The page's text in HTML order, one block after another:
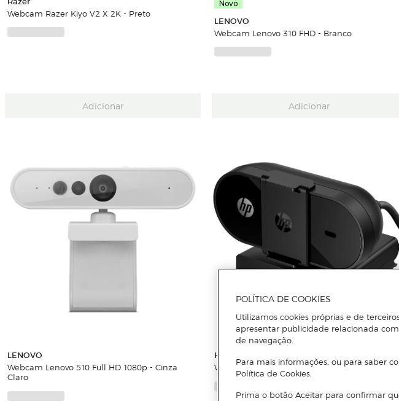
Webcam Razer Kiyo V2 X 2K - Preto
Adicionar
Novo
LENOVO
Webcam Lenovo 310 FHD - Branco
Adicionar
LENOVO
Webcam Lenovo 510 Full HD 1080p - Cinza
Claro
HP
Webcam HP 320 FHD 1080p
POLÍTICA DE COOKIES
Utilizamos cookies próprias e de
apresentar publicidade relacionada
de navegação.
Para mais informações, ou para saber
Política de Cookies.
Prima o botão Aceitar para confirmar